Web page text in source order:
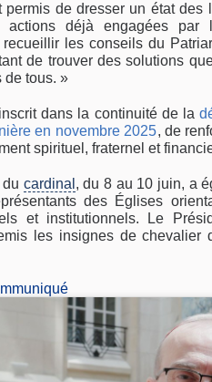
permis de dresser un état des
actions déjà engagées par
les conseils du
de trouver des solutions
de tous. »
dans la continuité de la
en novembre 2025, de
spirituel, fraternel et
cardinal , du 8 au 10 juin, a
des Églises
et institutionnels. Le
les insignes de chevalier